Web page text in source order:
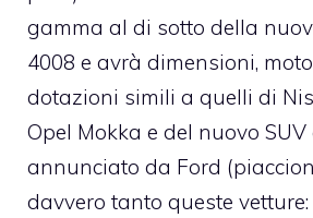
gamma al di sotto della
4008 e avrà dimensioni,
dotazioni simili a quelli di
Opel Mokka e del nuovo
annunciato da Ford
davvero tanto queste vetture: